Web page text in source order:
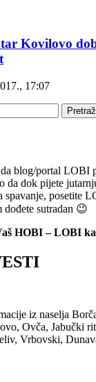
Kovilovo
17:07
blog/portal LOBI
da dok pijete
spavanje, posetite
dođete sutradan 😉
HOBI – LOBI
iz naselja
Ovča, Jabučki
Vrbovski,